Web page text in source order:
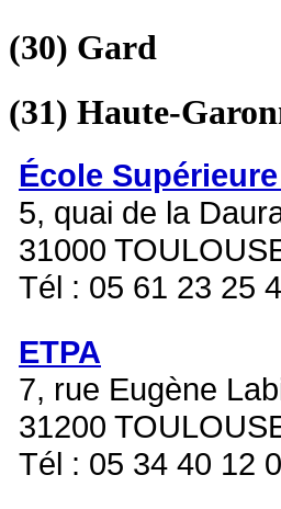
(30) Gard
(31) Haute-
École
5, quai de la
31000
Tél : 05 61 23 25
ETPA
7, rue Eugène
31200
Tél : 05 34 40 12